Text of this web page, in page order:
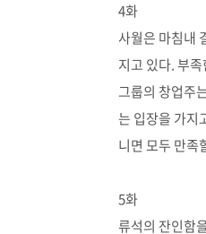
4화
사월은 마침내
지고 있다. 부
그룹의 창업주
는 입장을 가지
니면 모두 만족
5화
류석의 잔인함